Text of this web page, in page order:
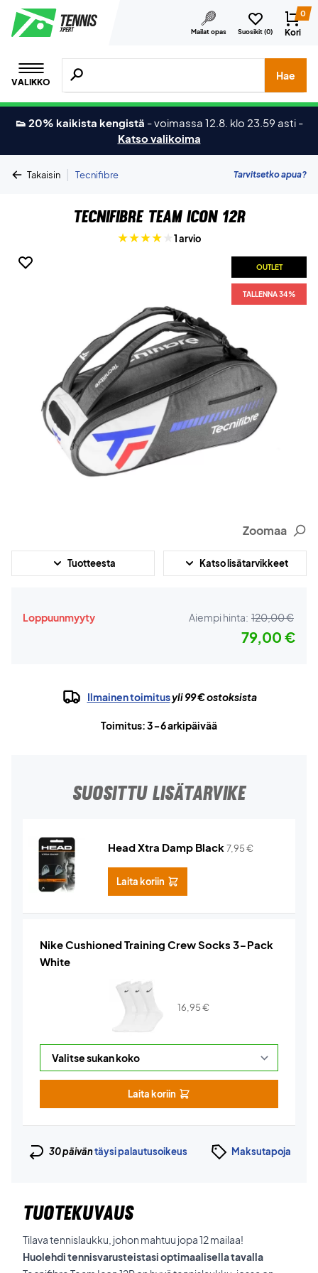
Mailat opas Suosikit (0)
0
Kori
VALIKKO
Hae tuotteita, merkkejä jne.
Hae
👟 20% kaikista kengistä -voimassa 12.8. klo 23.59 asti -
Katso valikoima
Takaisin | Tecnifibre Tarvitsetko apua?
Tecnifibre Team Icon 12R
1 arvio
OUTLET
TALLENNA 34%
Zoomaa
Tuotteesta Katso lisätarvikkeet
Loppuunmyyty Aiempi hinta: 120,00 €
79,00 €
Ilmainen toimitusyli 99 € ostoksista
Toimitus: 3-6 arkipäivää
SUOSITTU LISÄTARVIKE
Head Xtra Damp Black7,95€
Laita koriin
Nike Cushioned Training Crew Socks 3-Pack
White
16,95€
Laita koriin
30 päiväntäysi palautusoikeus Maksutapoja
TUOTEKUVAUS
Tilava tennislaukku, johon mahtuu jopa 12 mailaa!
Huolehdi tennisvarusteistasi optimaalisella tavalla